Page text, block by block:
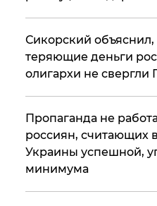
Сикорский
теряющие деньги
олигархи не свергли
​Пропаганда не
россиян, считающих
Украины успешной,
минимума